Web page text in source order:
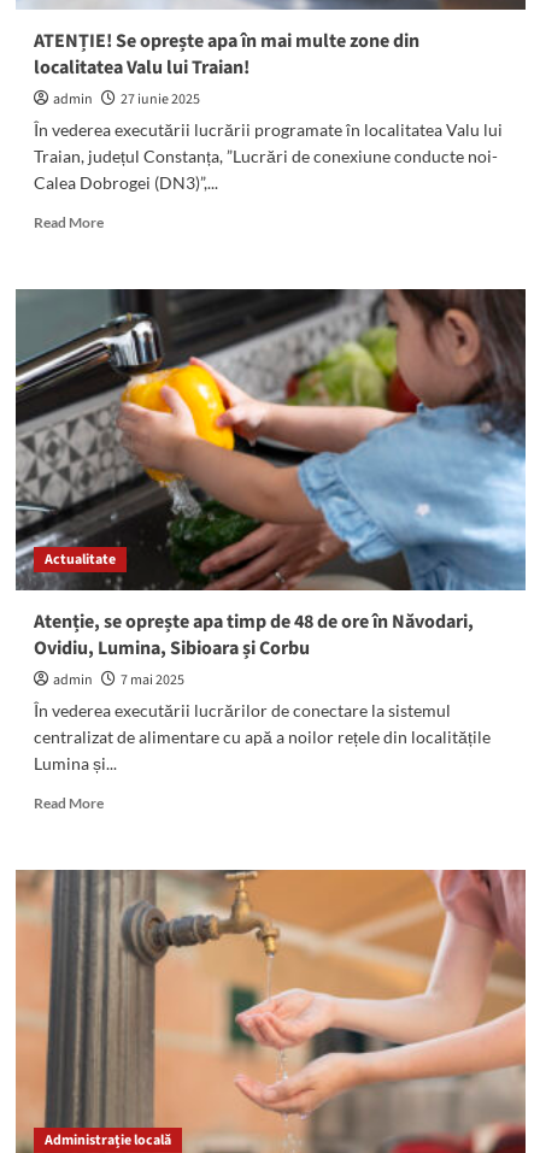
ATENȚIE! Se oprește apa în mai multe zone din
localitatea Valu lui Traian!
admin
27 iunie 2025
În vederea executării lucrării programate în localitatea Valu lui
Traian, județul Constanța, ”Lucrări de conexiune conducte noi-
Calea Dobrogei (DN3)”,...
Read MoreRead
ATENȚIE!
Se
oprește
apa
mai
multe
zone
din
localitatea
Valu
lui
Traian!
Actualitate
Atenție, se oprește apa timp de 48 de ore în Năvodari,
Ovidiu, Lumina, Sibioara și Corbu
admin
7 mai 2025
În vederea executării lucrărilor de conectare la sistemul
centralizat de alimentare cu apă a noilor rețele din localitățile
Lumina și...
Read MoreRead
Atenție,
se
oprește
apa
timp
Lumina,
Administrație locală